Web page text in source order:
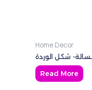
Home Decor
شكل الوردة
Read More